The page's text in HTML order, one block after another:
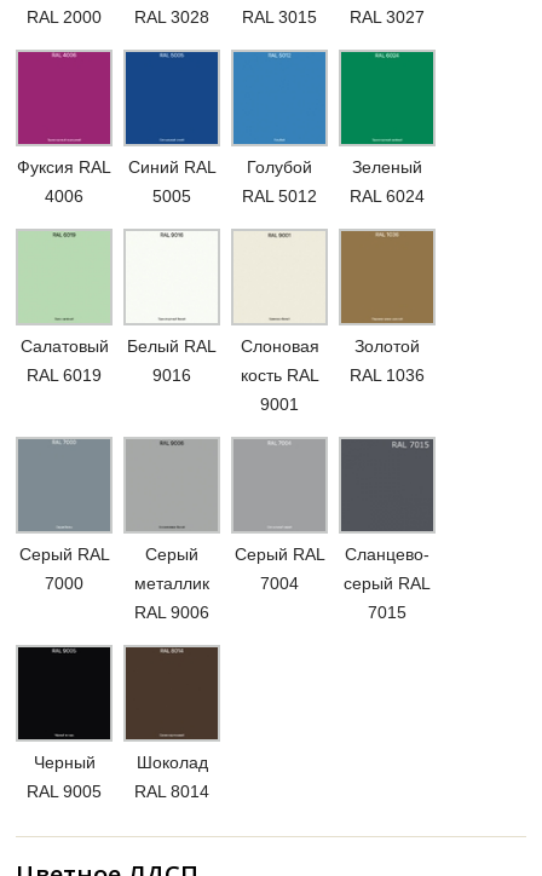
RAL 2000
RAL 3028
RAL 3015
RAL 3027
Фуксия RAL
4006
Синий RAL
5005
Голубой
RAL 5012
Зеленый
RAL 6024
Салатовый
RAL 6019
Белый RAL
9016
Слоновая
кость RAL
9001
Золотой
RAL 1036
Серый RAL
7000
Серый
металлик
RAL 9006
Серый RAL
7004
Сланцево-
серый RAL
7015
Черный
RAL 9005
Шоколад
RAL 8014